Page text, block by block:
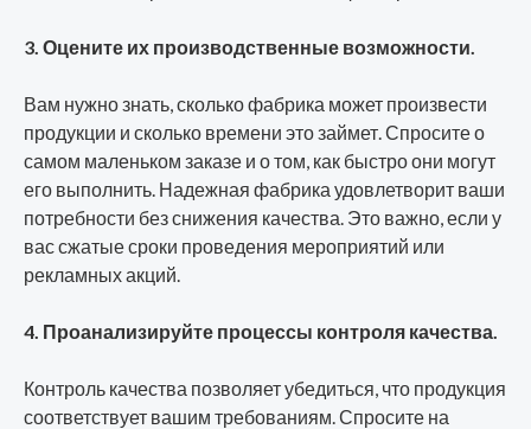
3. Оцените их производственные возможности.
Вам нужно знать, сколько фабрика может произвести
продукции и сколько времени это займет. Спросите о
самом маленьком заказе и о том, как быстро они могут
его выполнить. Надежная фабрика удовлетворит ваши
потребности без снижения качества. Это важно, если у
вас сжатые сроки проведения мероприятий или
рекламных акций.
4. Проанализируйте процессы контроля качества.
Контроль качества позволяет убедиться, что продукция
соответствует вашим требованиям. Спросите на